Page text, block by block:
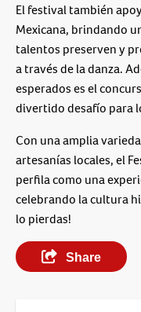
El festival también
Mexicana, brindando
talentos preserven y
a través de la danza.
esperados es el
divertido desafío para
Con una amplia
artesanías locales, el
perfila como una
celebrando la cultura
lo pierdas!
Share